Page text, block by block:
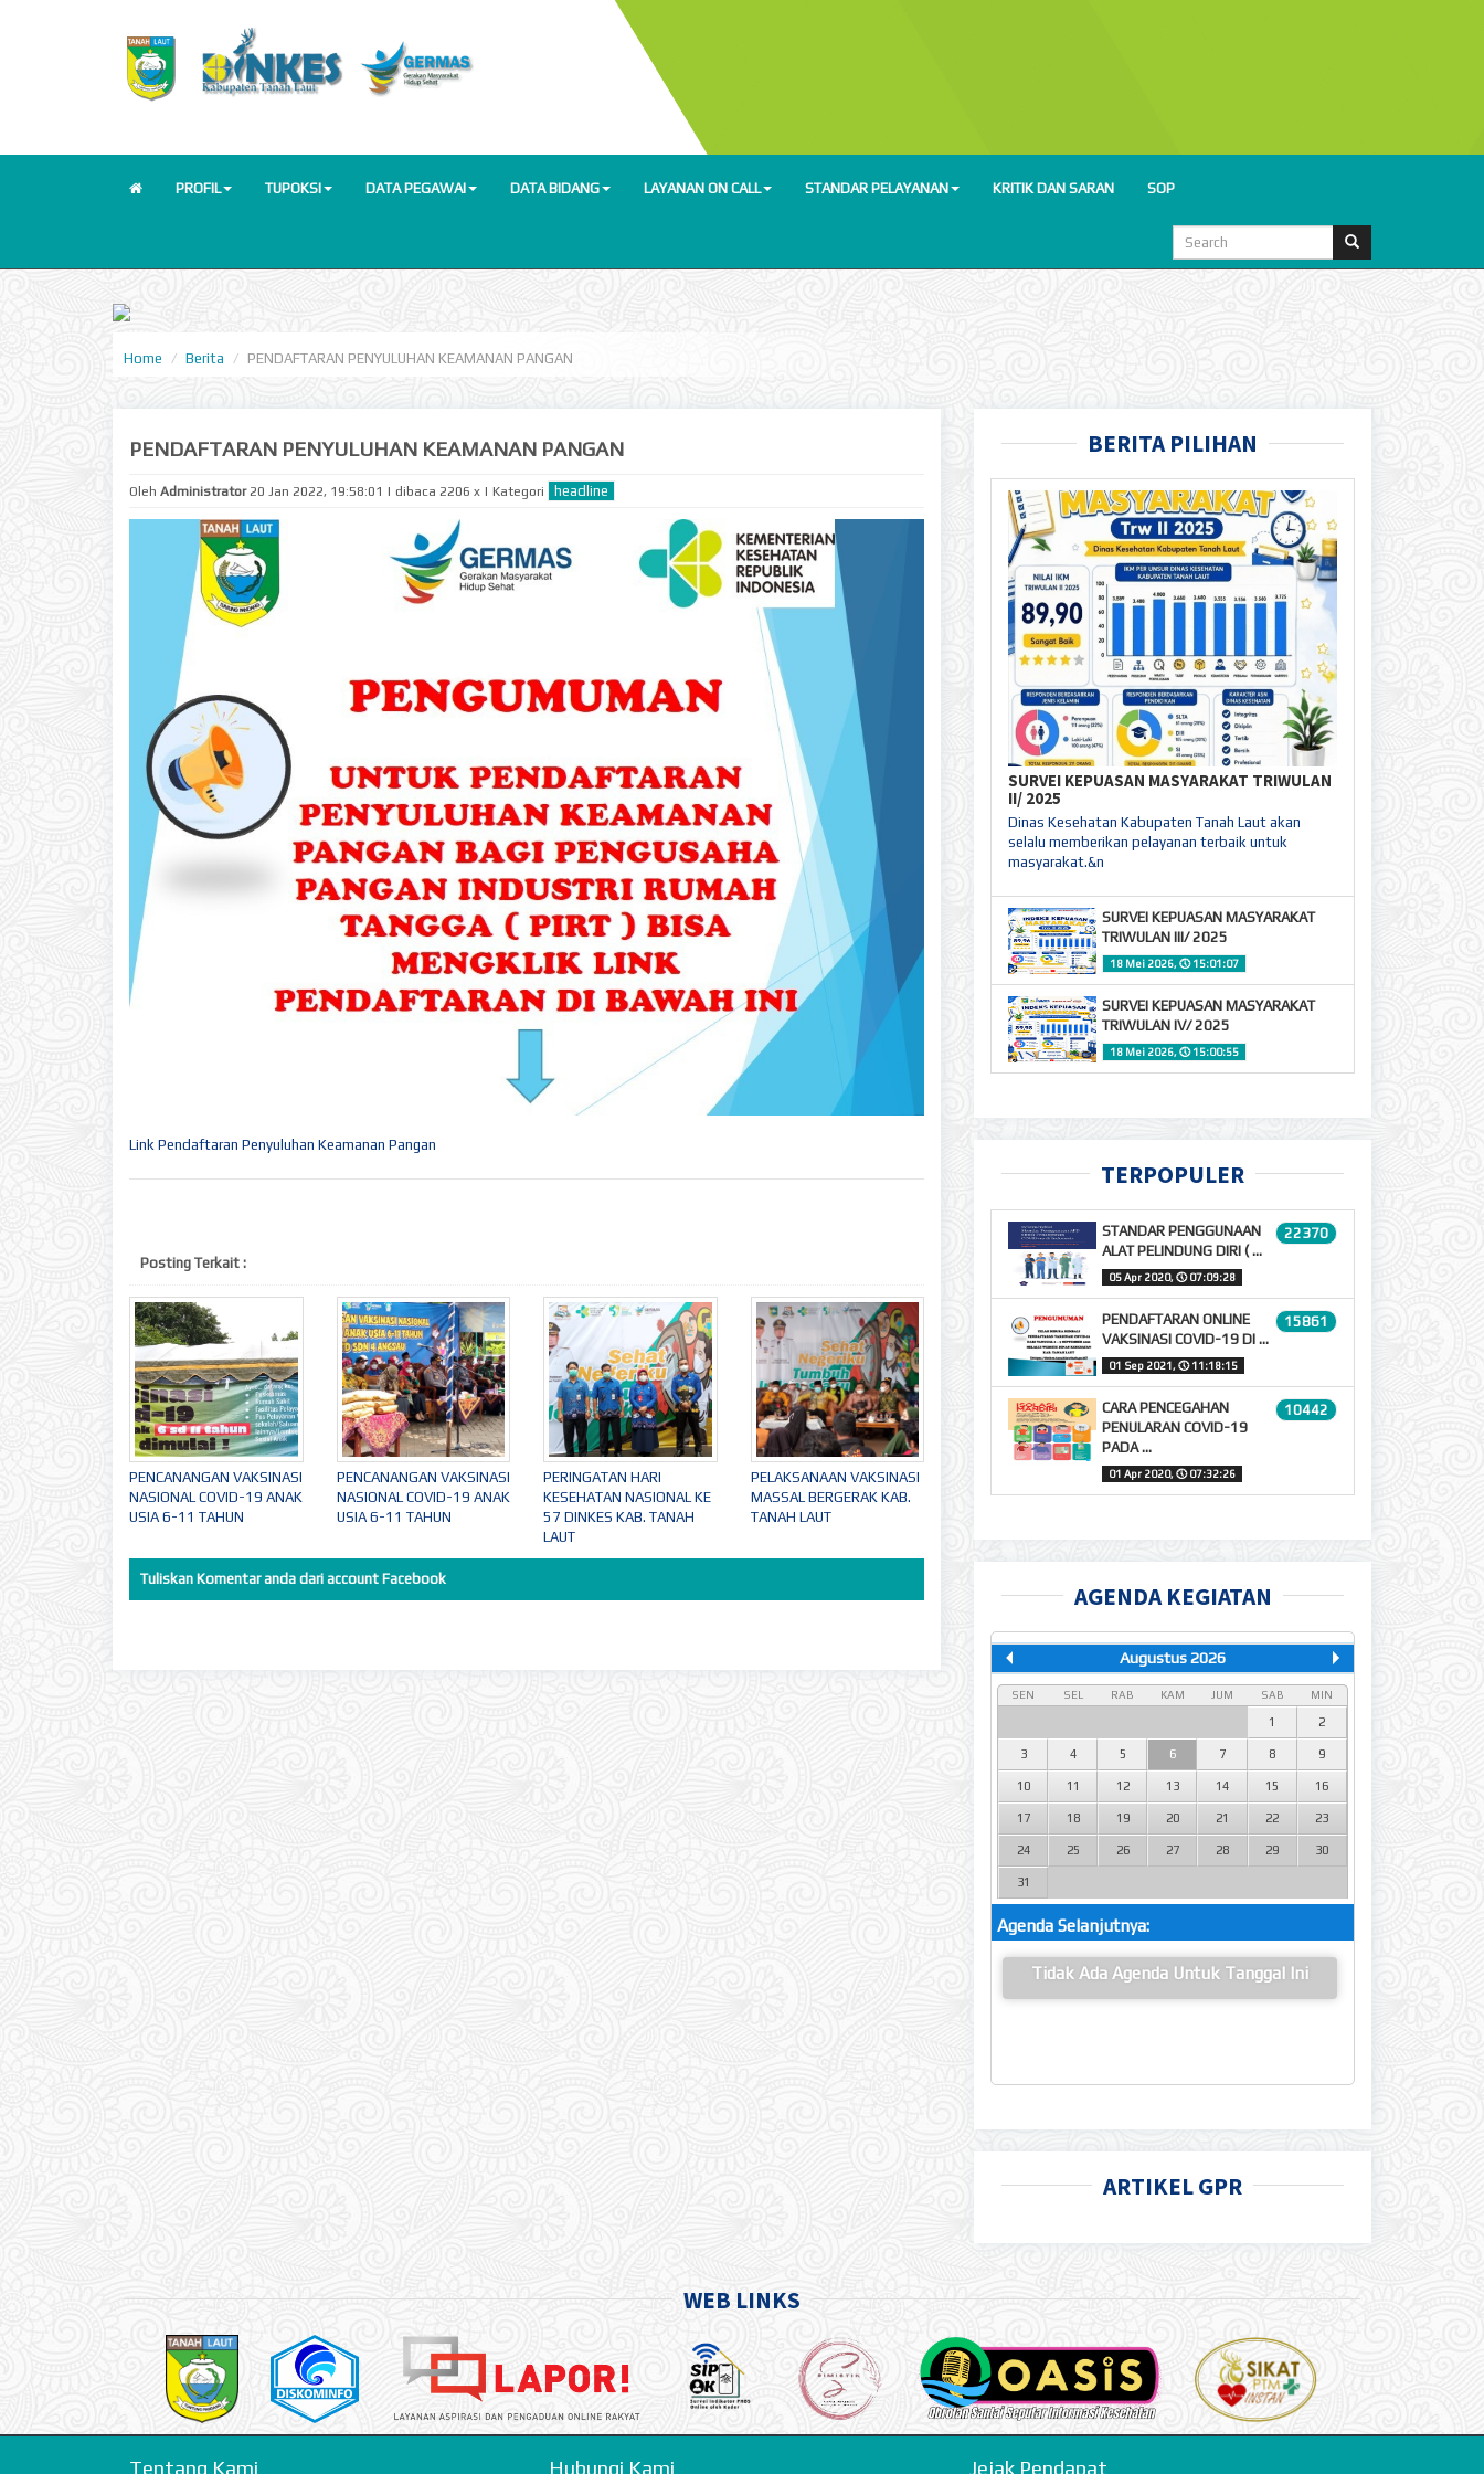
PROFIL TUPOKSI DATA PEGAWAI DATA BIDANG LAYANAN ON CALL STANDAR PELAYANAN KRITIK DAN SARAN SOP
Home Berita PENDAFTARAN PENYULUHAN KEAMANAN PANGAN
PENDAFTARAN PENYULUHAN KEAMANAN PANGAN
Oleh Administrator 20 Jan 2022, 19:58:01 | dibaca 2206 x | Kategori headline
Link Pendaftaran Penyuluhan Keamanan Pangan
Posting Terkait :
PENCANANGAN VAKSINASI
NASIONAL COVID-19 ANAK
USIA 6-11 TAHUN
PENCANANGAN VAKSINASI
NASIONAL COVID-19 ANAK
USIA 6-11 TAHUN
PERINGATAN HARI
KESEHATAN NASIONAL KE
57 DINKES KAB. TANAH
LAUT
PELAKSANAAN VAKSINASI
MASSAL BERGERAK KAB.
TANAH LAUT
Tuliskan Komentar anda dari account Facebook
BERITA PILIHAN
SURVEI KEPUASAN MASYARAKAT TRIWULAN
II/ 2025
Dinas Kesehatan Kabupaten Tanah Laut akan
selalu memberikan pelayanan terbaik untuk
masyarakat.&n
SURVEI KEPUASAN MASYARAKAT
TRIWULAN III/ 2025
18 Mei 2026,🕔15:01:07
SURVEI KEPUASAN MASYARAKAT
TRIWULAN IV/ 2025
18 Mei 2026,🕔15:00:55
TERPOPULER
22370
STANDAR PENGGUNAAN
ALAT PELINDUNG DIRI ( ...
05 Apr 2020,🕔07:09:28
15861
PENDAFTARAN ONLINE
VAKSINASI COVID-19 DI ...
01 Sep 2021,🕔11:18:15
10442
CARA PENCEGAHAN
PENULARAN COVID-19
PADA ...
01 Apr 2020,🕔07:32:26
AGENDA KEGIATAN
Augustus 2026
SEN SEL RAB KAM JUM SAB MIN
1 2
3 4 5 6 7 8 9
10 11 12 13 14 15 16
17 18 19 20 21 22 23
24 25 26 27 28 29 30
31
Agenda Selanjutnya:
Tidak Ada Agenda Untuk Tanggal Ini
ARTIKEL GPR
WEB LINKS
Tentang Kami Hubungi Kami Jejak Pendapat